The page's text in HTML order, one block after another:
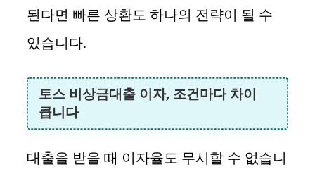
된다면 빠른 상환도 하나의 전략이 될 수
있습니다.
토스 비상금대출 이자, 조건마다 차이
큽니다
대출을 받을 때 이자율도 무시할 수 없습니